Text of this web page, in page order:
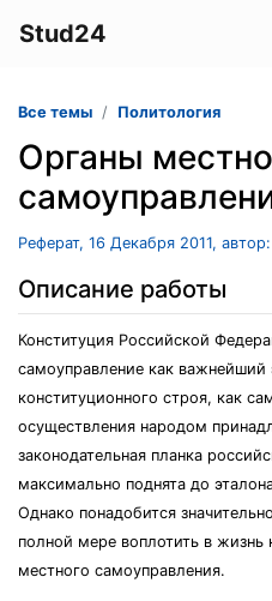
Stud24
Все темы Политология
Органы
Реферат, 16 Декабря 2011,
Описание работы
Конституция Российской
самоуправление как важнейший
конституционного строя, как
осуществления народом
законодательная планка
максимально поднята до
Однако понадобится
полной мере воплотить в жизнь
местного самоуправления.